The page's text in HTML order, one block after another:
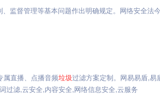
监督管理等基本问题作出明确规定。网络安全法
属直播、点播音频垃圾过滤方案定制。网易易盾,易
过滤,云安全,内容安全,网络信息安全,云服务